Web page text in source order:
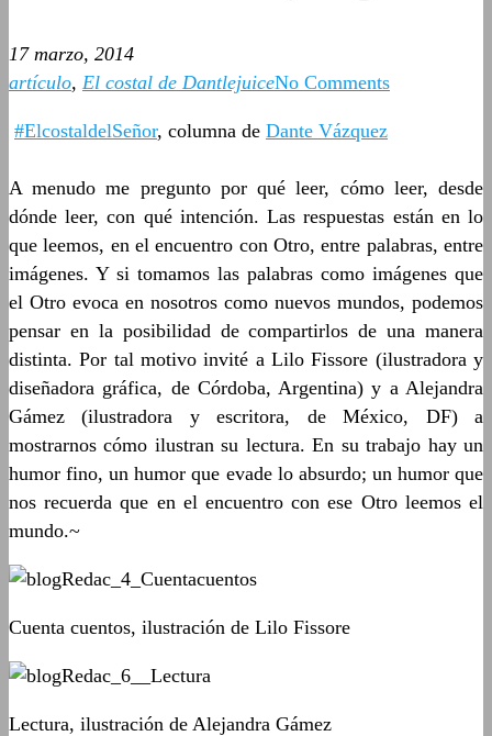
17 marzo, 2014
artículo, El costal de DantlejuiceNo Comments
#ElcostaldelSeñor, columna de Dante Vázquez
A menudo me pregunto por qué leer, cómo leer, desde
dónde leer, con qué intención. Las respuestas están en lo
que leemos, en el encuentro con Otro, entre palabras, entre
imágenes. Y si tomamos las palabras como imágenes que
el Otro evoca en nosotros como nuevos mundos, podemos
pensar en la posibilidad de compartirlos de una manera
distinta. Por tal motivo invité a Lilo Fissore (ilustradora y
diseñadora gráfica, de Córdoba, Argentina) y a Alejandra
Gámez (ilustradora y escritora, de México, DF) a
mostrarnos cómo ilustran su lectura. En su trabajo hay un
humor fino, un humor que evade lo absurdo; un humor que
nos recuerda que en el encuentro con ese Otro leemos el
mundo.~
Cuenta cuentos, ilustración de Lilo Fissore
Lectura, ilustración de Alejandra Gámez